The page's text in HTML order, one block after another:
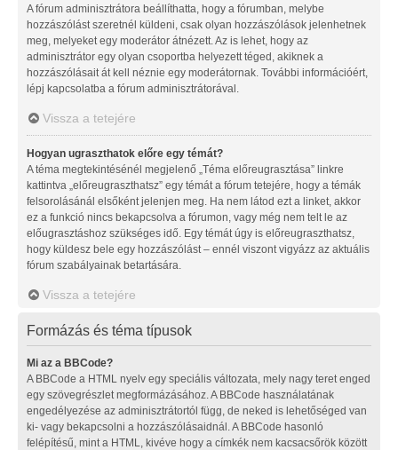
A fórum adminisztrátora beállíthatta, hogy a fórumban, melybe
hozzászólást szeretnél küldeni, csak olyan hozzászólások jelenhetnek
meg, melyeket egy moderátor átnézett. Az is lehet, hogy az
adminisztrátor egy olyan csoportba helyezett téged, akiknek a
hozzászólásait át kell néznie egy moderátornak. További információért,
lépj kapcsolatba a fórum adminisztrátorával.
Vissza a tetejére
Hogyan ugraszthatok előre egy témát?
A téma megtekintésénél megjelenő „Téma előreugrasztása” linkre
kattintva „előreugraszthatsz” egy témát a fórum tetejére, hogy a témák
felsorolásánál elsőként jelenjen meg. Ha nem látod ezt a linket, akkor
ez a funkció nincs bekapcsolva a fórumon, vagy még nem telt le az
előugrasztáshoz szükséges idő. Egy témát úgy is előreugraszthatsz,
hogy küldesz bele egy hozzászólást – ennél viszont vigyázz az aktuális
fórum szabályainak betartására.
Vissza a tetejére
Formázás és téma típusok
Mi az a BBCode?
A BBCode a HTML nyelv egy speciális változata, mely nagy teret enged
egy szövegrészlet megformázásához. A BBCode használatának
engedélyezése az adminisztrátortól függ, de neked is lehetőséged van
ki- vagy bekapcsolni a hozzászólásaidnál. A BBCode hasonló
felépítésű, mint a HTML, kivéve hogy a címkék nem kacsacsőrök között